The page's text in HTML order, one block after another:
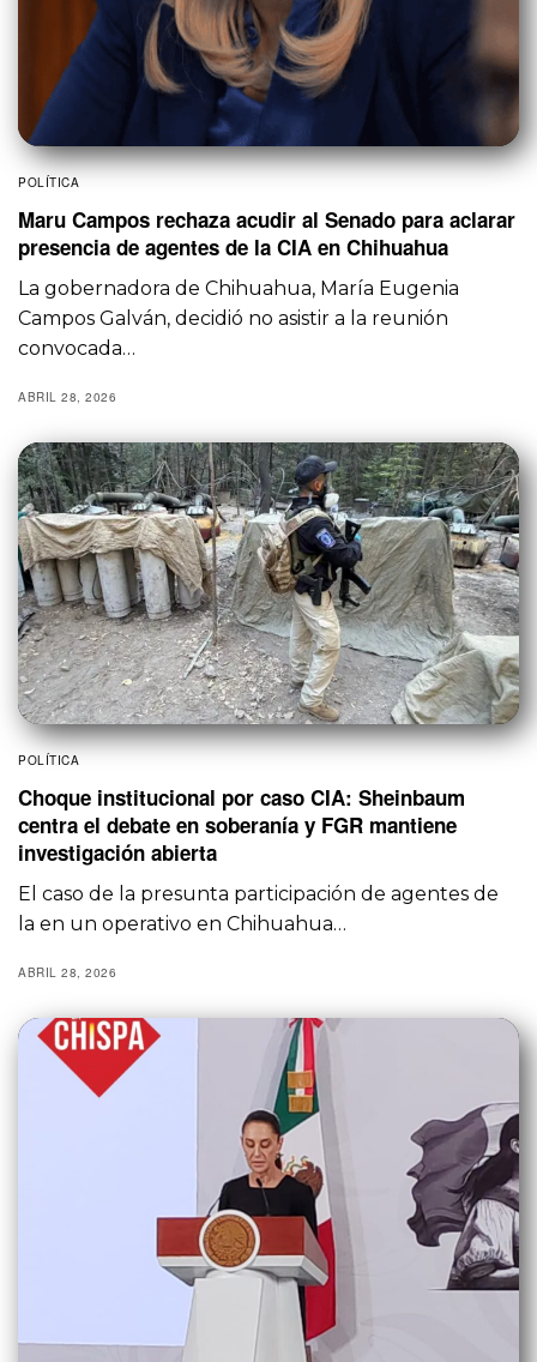
POLÍTICA
Maru Campos rechaza acudir al Senado para aclarar
presencia de agentes de la CIA en Chihuahua
La gobernadora de Chihuahua, María Eugenia
Campos Galván, decidió no asistir a la reunión
convocada…
ABRIL 28, 2026
POLÍTICA
Choque institucional por caso CIA: Sheinbaum
centra el debate en soberanía y FGR mantiene
investigación abierta
El caso de la presunta participación de agentes de
la en un operativo en Chihuahua…
ABRIL 28, 2026